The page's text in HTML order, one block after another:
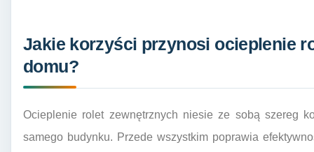
Jakie korzyści przynosi ocieplenie
domu?
Ocieplenie rolet zewnętrznych niesie ze sobą szereg
samego budynku. Przede wszystkim poprawia